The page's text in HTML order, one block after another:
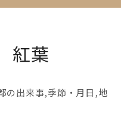
紅葉
の出来事,季節・月日 ,地